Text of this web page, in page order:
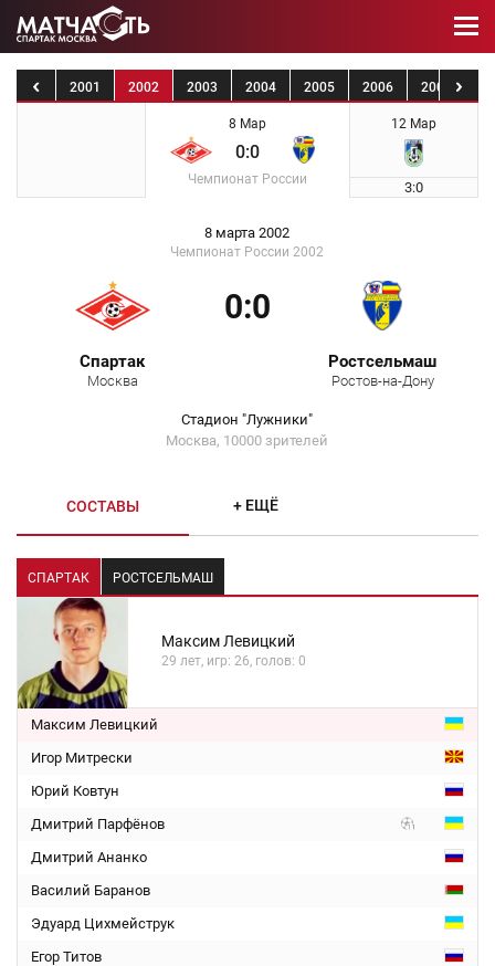
2000 2001 2002 2003 2004 2005 2006 2007
8 Мар
0:0
Чемпионат России
12 Мар
3:0
8 марта 2002
Чемпионат России 2002
Спартак
Москва
0:0
Ростсельмаш
Ростов-на-Дону
Стадион "Лужники"
Москва, 10000 зрителей
СОСТАВЫ + ЕЩЁ
СПАРТАК РОСТСЕЛЬМАШ
Максим Левицкий
29 лет, игр: 26, голов: 0
Максим Левицкий
Игор Митрески
Юрий Ковтун
Дмитрий Парфёнов
Дмитрий Ананко
Василий Баранов
Эдуард Цихмейструк
Егор Титов